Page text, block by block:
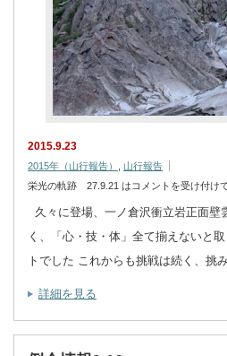
2015.9.23
2015年（山行報告）
山行報告
栄光の軌跡 27.9.21 は コメントを受け付け
久々に登場、一ノ倉沢衝立岩正面壁
く、「心・技・体」全て揃えないと
トでした これからも挑戦は続く、挑
詳細を見る